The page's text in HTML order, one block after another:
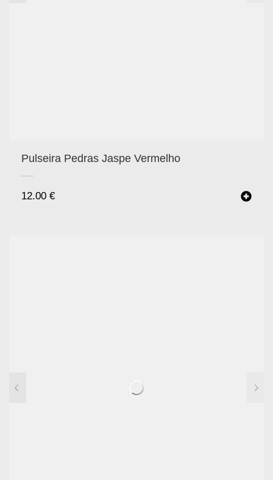
Pulseira Pedras Jaspe Vermelho
12.00 €